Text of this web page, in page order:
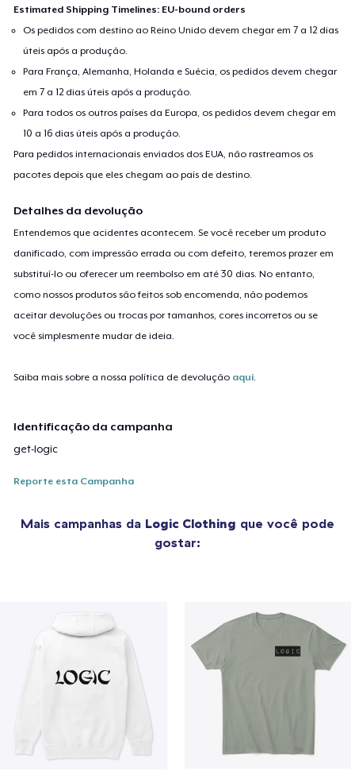
Estimated Shipping Timelines: EU-bound orders
Os pedidos com destino ao Reino Unido devem chegar em 7 a 12 dias
úteis após a produção.
Para França, Alemanha, Holanda e Suécia, os pedidos devem chegar
em 7 a 12 dias úteis após a produção.
Para todos os outros países da Europa, os pedidos devem chegar em
10 a 16 dias úteis após a produção.
Para pedidos internacionais enviados dos EUA, não rastreamos os
pacotes depois que eles chegam ao país de destino.
Detalhes da devolução
Entendemos que acidentes acontecem. Se você receber um produto
danificado, com impressão errada ou com defeito, teremos prazer em
substituí-lo ou oferecer um reembolso em até 30 dias. No entanto,
como nossos produtos são feitos sob encomenda, não podemos
aceitar devoluções ou trocas por tamanhos, cores incorretos ou se
você simplesmente mudar de ideia.
Saiba mais sobre a nossa política de devolução aqui.
Identificação da campanha
get-logic
Reporte esta Campanha
Mais campanhas da Logic Clothing que você pode
gostar: